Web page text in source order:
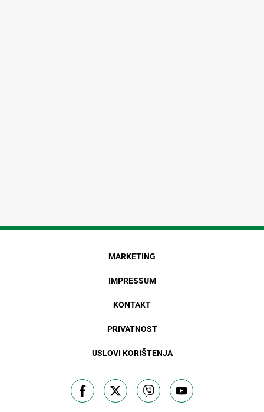
MARKETING
IMPRESSUM
KONTAKT
PRIVATNOST
USLOVI KORIŠTENJA